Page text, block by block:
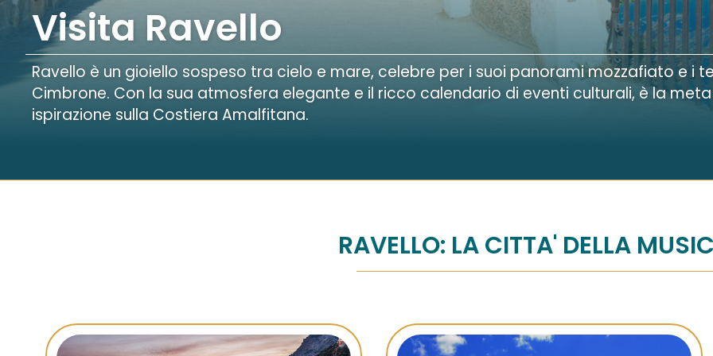
Visita Ravello
Ravello è un gioiello sospeso tra cielo e mare, celebre per i suoi panorami mozzafiato e i
Cimbrone. Con la sua atmosfera elegante e il ricco calendario di eventi culturali, è la
ispirazione sulla Costiera Amalfitana.
RAVELLO: LA CITTA' DELLA